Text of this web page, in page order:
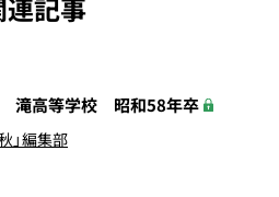
連記事
滝高等学校 昭和58年卒
」編集部